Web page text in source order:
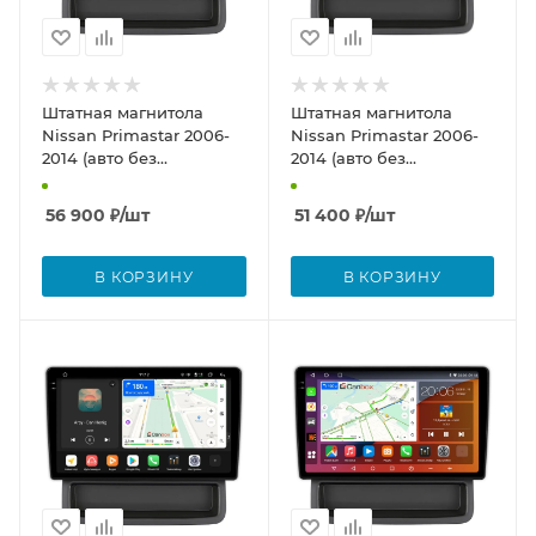
Штатная магнитола
Nissan Primastar 2006-
2014 (авто без
компьютера) Canbox
PRO-Line 2K 4255-10-1423
на Android 13 (4G-SIM,
56 900 ₽/шт
В КОРЗИНУ
Штатная магнитола
Nissan Primastar 2006-
2014 (авто без
компьютера) Canbox
PRO-Line 2K 4253-10-1423
на Android 13 (4G-SIM,
51 400 ₽/шт
В КОРЗИНУ